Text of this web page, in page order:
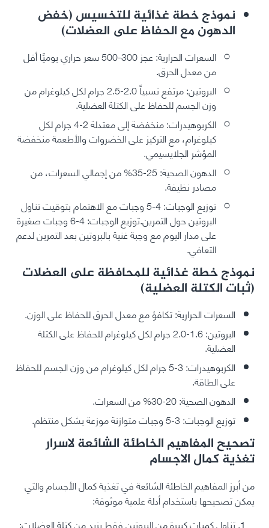
نموذج خطة غذائية للتخسيس (خفض
الدهون مع الحفاظ على العضلات)
السعرات الحرارية: عجز 300-500 سعر حراري يوميًا أقل
من معدل الحرق.
البروتين: مرتفع نسبياً 2.0-2.5 جرام لكل كيلوغرام من
وزن الجسم للحفاظ على الكتلة العضلية.
الكربوهيدرات: منخفضة إلى معتدلة 2-4 جرام لكل
كيلوغرام، مع التركيز على الخضروات والأطعمة منخفضة
المؤشر الجلايسيمي.
الدهون الصحية: 25-35% من إجمالي السعرات، من
مصادر نظيفة.
توزيع الوجبات: 4-5 وجبات مع الاهتمام بتوقيت تناول
البروتين حول التمرين.توزيع الوجبات: 4-6 وجبات صغيرة
على مدار اليوم مع وجبة غنية بالبروتين بعد التمرين لدعم
التعافي.
نموذج خطة غذائية للمحافظة على العضلات
(ثبات الكتلة العضلية)
السعرات الحرارية: تكافؤ مع معدل الحرق للحفاظ على الوزن.
البروتين: 1.6-2.0 جرام لكل كيلوغرام للحفاظ على الكتلة
العضلية.
الكربوهيدرات: 3-5 جرام لكل كيلوغرام من وزن الجسم للحفاظ
على الطاقة.
الدهون الصحية: 20-30% من السعرات.
توزيع الوجبات: 3-5 وجبات متوازنة موزعة بشكل منتظم.
تصحيح المفاهيم الخاطئة الشائعة لاسرار
تغذية كمال الاجسام
من أبرز المفاهيم الخاطئة الشائعة في تغذية كمال الأجسام والتي
يمكن تصحيحها باستخدام أدلة علمية موثوقة:
تناول كميات كبيرة من البروتين فقط يزيد من كتلة العضلات: